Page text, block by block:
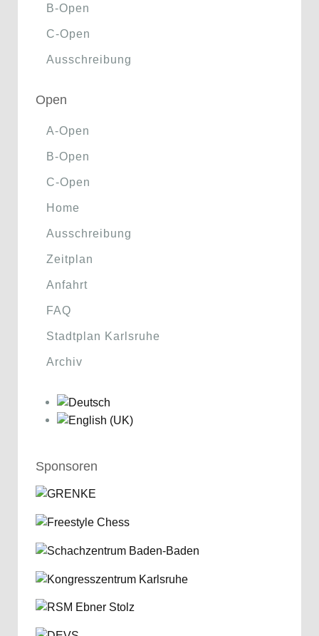
B-Open
C-Open
Ausschreibung
Open
A-Open
B-Open
C-Open
Home
Ausschreibung
Zeitplan
Anfahrt
FAQ
Stadtplan Karlsruhe
Archiv
Sponsoren